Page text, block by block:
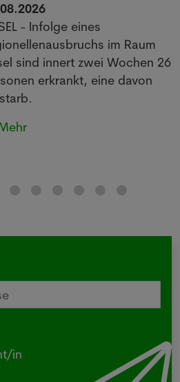
- Infolge eines
im Raum
sind innert zwei Wochen 26
erkrankt, eine davon
in